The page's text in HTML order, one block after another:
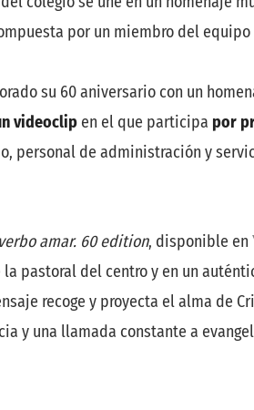
por un miembro del
su 60 aniversario con un
videoclip en el que participa por
personal de administración y
amar. 60 edition, disponible en
pastoral del centro y en un
recoge y proyecta el alma de
y una llamada constante a